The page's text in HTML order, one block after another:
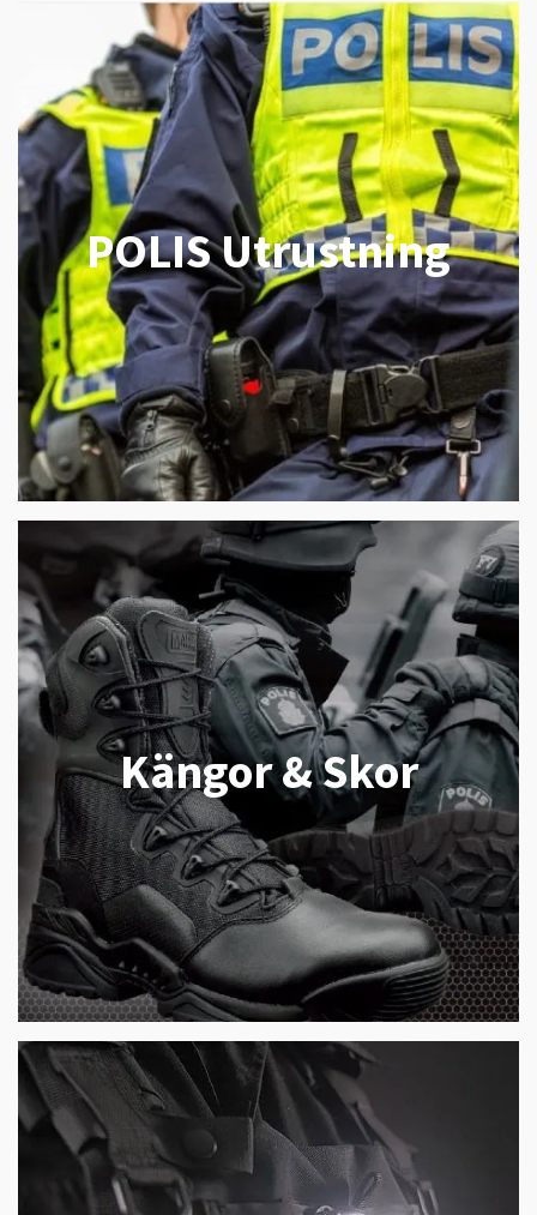
POLIS Utrustning
Kängor & Skor